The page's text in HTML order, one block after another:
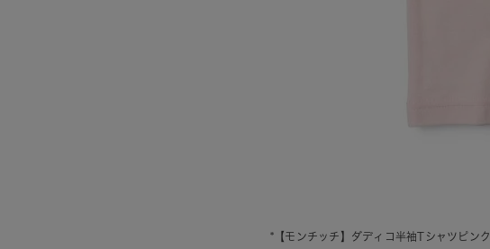
*【モンチッチ】ダディコ半袖Tシャツピンク